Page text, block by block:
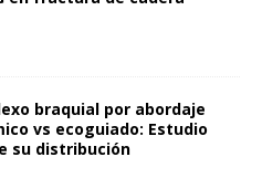
braquial por abordaje
vs ecoguiado: Estudio
su distribución